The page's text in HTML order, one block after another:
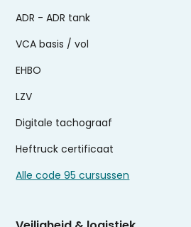
ADR - ADR tank
VCA basis / vol
EHBO
LZV
Digitale tachograaf
Heftruck certificaat
Alle code 95 cursussen